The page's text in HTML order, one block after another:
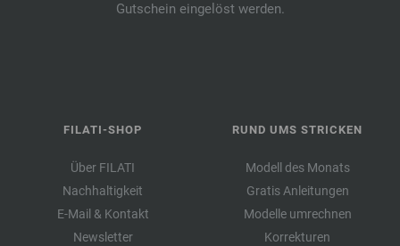
Gutschein eingelöst werden.
FILATI-SHOP
Über FILATI
Nachhaltigkeit
E-Mail & Kontakt
Newsletter
RUND UMS STRICKEN
Modell des Monats
Gratis Anleitungen
Modelle umrechnen
Korrekturen